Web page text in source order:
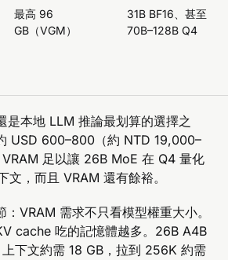
最高 96
GB（VGM）
31B BF16、甚至
70B–128B Q4
是本地 LLM 推論最划算的選擇之
USD 600–800（約 NTD 19,000–
足以讓 26B MoE 在 Q4 量化
，而且 VRAM 還有餘裕。
VRAM 需求不只看模型權重大小。
cache 吃的記憶體越多。26B A4B
下文約需 18 GB，拉到 256K 約需